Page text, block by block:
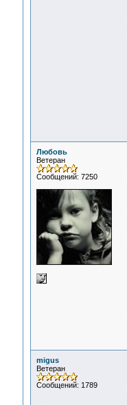
Любовь
Ветеран
Сообщений: 7250
migus
Ветеран
Сообщений: 1789